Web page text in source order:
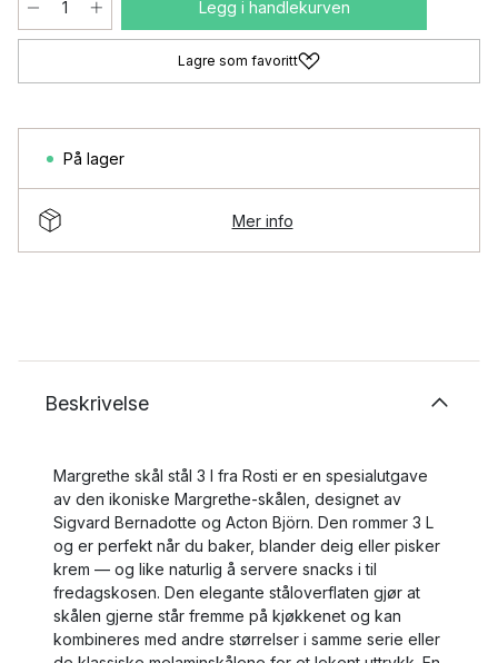
Legg i handlekurven
Lagre som favoritt
På lager
Mer info
Beskrivelse
Margrethe skål stål 3 l fra Rosti er en spesialutgave
av den ikoniske Margrethe-skålen, designet av
Sigvard Bernadotte og Acton Björn. Den rommer 3 L
og er perfekt når du baker, blander deig eller pisker
krem — og like naturlig å servere snacks i til
fredagskosen. Den elegante ståloverflaten gjør at
skålen gjerne står fremme på kjøkkenet og kan
kombineres med andre størrelser i samme serie eller